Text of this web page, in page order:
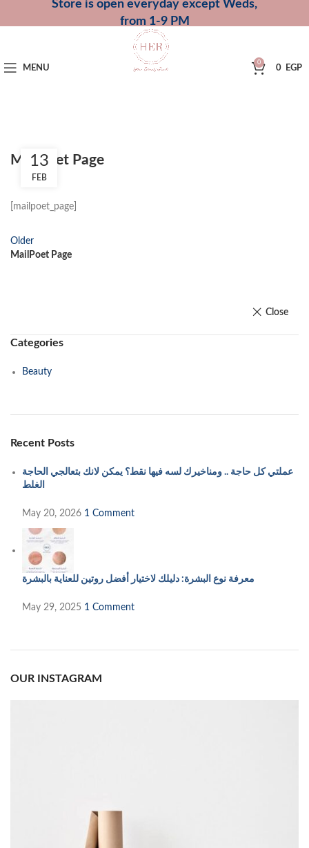
Store is open everyday except Weds,
from 1-9 PM
MENU
0
0 EGP
MailPoet Page
13
FEB
[mailpoet_page]
Older
MailPoet Page
Close
Categories
Beauty
Recent Posts
عملتي كل حاجة .. ومناخيرك لسه فيها نقط؟ يمكن لانك بتعالجي الحاجة
الغلط
May 20, 2026 1 Comment
معرفة نوع البشرة: دليلك لاختيار أفضل روتين للعناية بالبشرة
May 29, 2025 1 Comment
OUR INSTAGRAM